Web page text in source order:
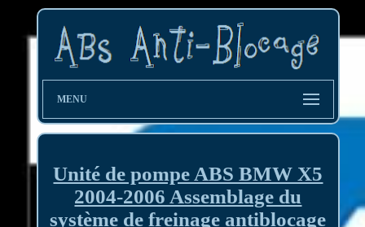
MENU
Unité de pompe ABS BMW X5
2004-2006 Assemblage du
système de freinage antiblocage